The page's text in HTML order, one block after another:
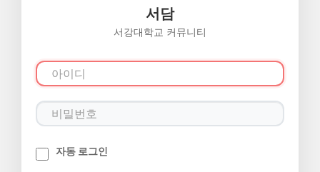
서담
서강대학교 커뮤니티
자동 로그인